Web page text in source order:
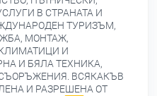
В СТРАНАТА И
ТУРИЗЪМ,
МОНТАЖ,
И
И БЯЛА ТЕХНИКА,
ВСЯКАКЪВ
И РАЗРЕШЕНА ОТ